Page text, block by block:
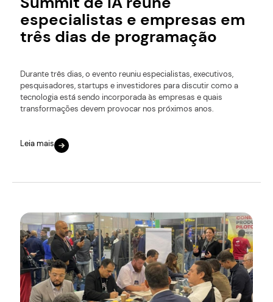
especialistas e empresas em
três dias de programação
Durante três dias, o evento reuniu especialistas, executivos,
pesquisadores, startups e investidores para discutir como a
tecnologia está sendo incorporada às empresas e quais
transformações devem provocar nos próximos anos.
Leia mais